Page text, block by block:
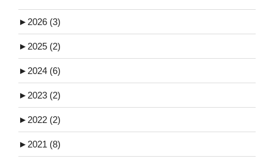
► 2026 (3)
► 2025 (2)
► 2024 (6)
► 2023 (2)
► 2022 (2)
► 2021 (8)